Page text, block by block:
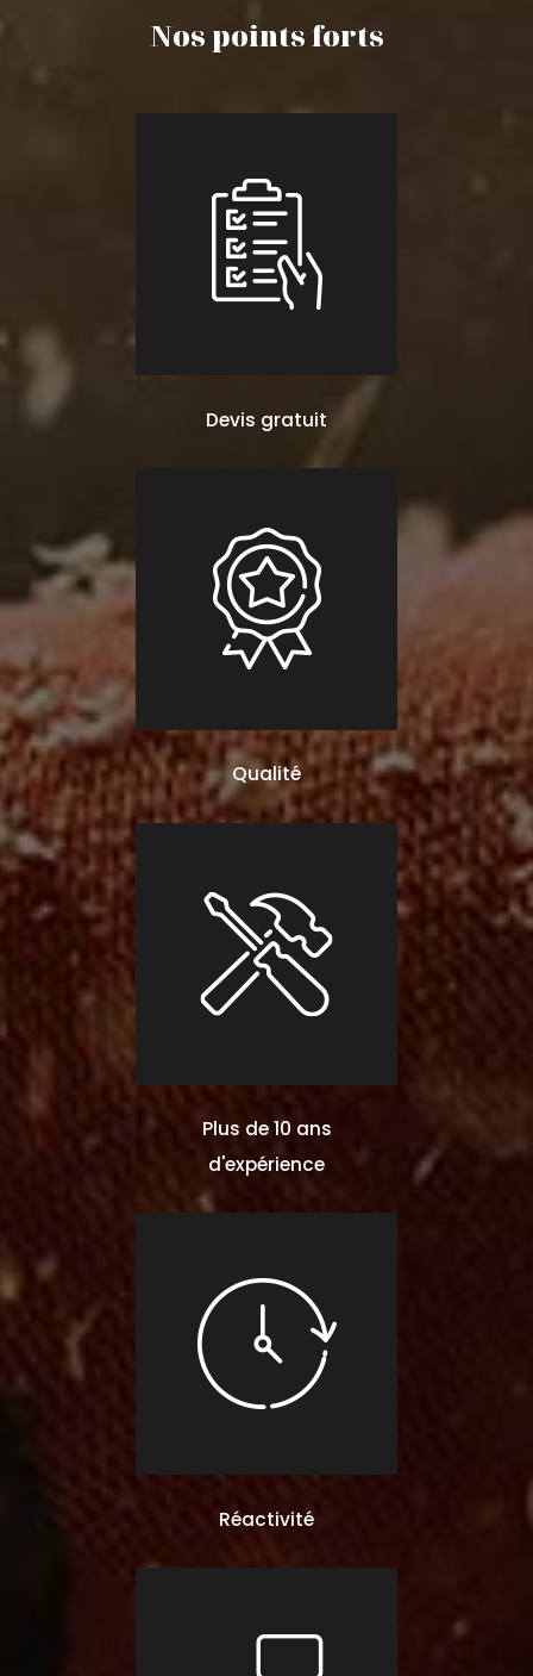
Nos points forts
Devis gratuit
Qualité
Plus de 10 ans
d'expérience
Réactivité